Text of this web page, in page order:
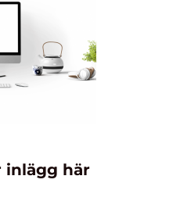
inlägg här